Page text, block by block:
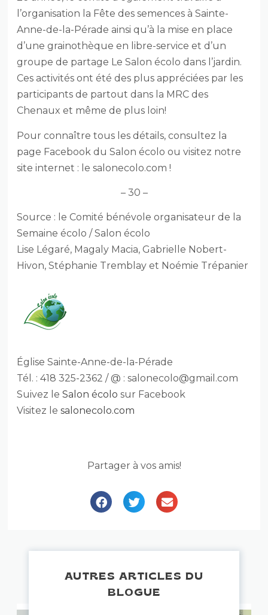
l’organisation la Fête des semences à Sainte-
Anne-de-la-Pérade ainsi qu’à la mise en place
d’une grainothèque en libre-service et d’un
groupe de partage Le Salon écolo dans l’jardin.
Ces activités ont été des plus appréciées par les
participants de partout dans la MRC des
Chenaux et même de plus loin!
Pour connaître tous les détails, consultez la
page Facebook du Salon écolo ou visitez notre
site internet : le salonecolo.com !
– 30 –
Source : le Comité bénévole organisateur de la
Semaine écolo / Salon écolo
Lise Légaré, Magaly Macia, Gabrielle Nobert-
Hivon, Stéphanie Tremblay et Noémie Trépanier
Église Sainte-Anne-de-la-Pérade
Tél. : 418 325-2362 / @ :salonecolo@gmail.com
Suivez leSalon écolo sur Facebook
Visitez lesalonecolo.com
Partager à vos amis!
AUTRES ARTICLES DU
BLOGUE